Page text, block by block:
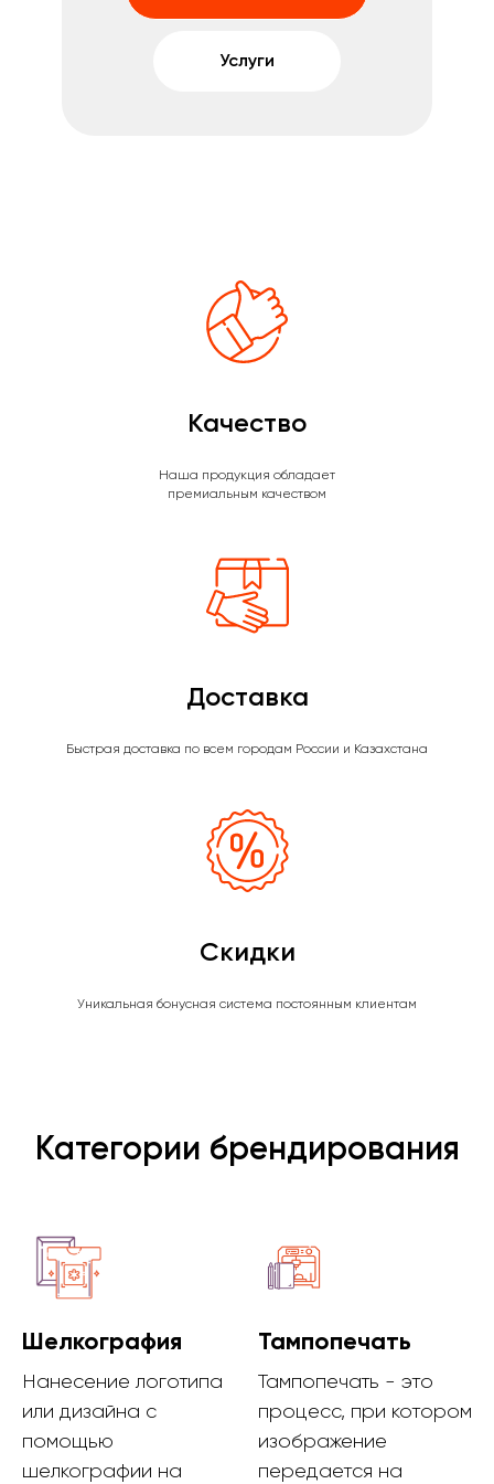
Услуги
Качество
Наша продукция обладает
премиальным качеством
Доставка
Быстрая доставка по всем городам России и Казахстана
Скидки
Уникальная бонусная система постоянным клиентам
Категории брендирования
Шелкография
Нанесение логотипа
или дизайна с
помощью
шелкографии на
Тампопечать
Тампопечать - это
процесс, при котором
изображение
передается на